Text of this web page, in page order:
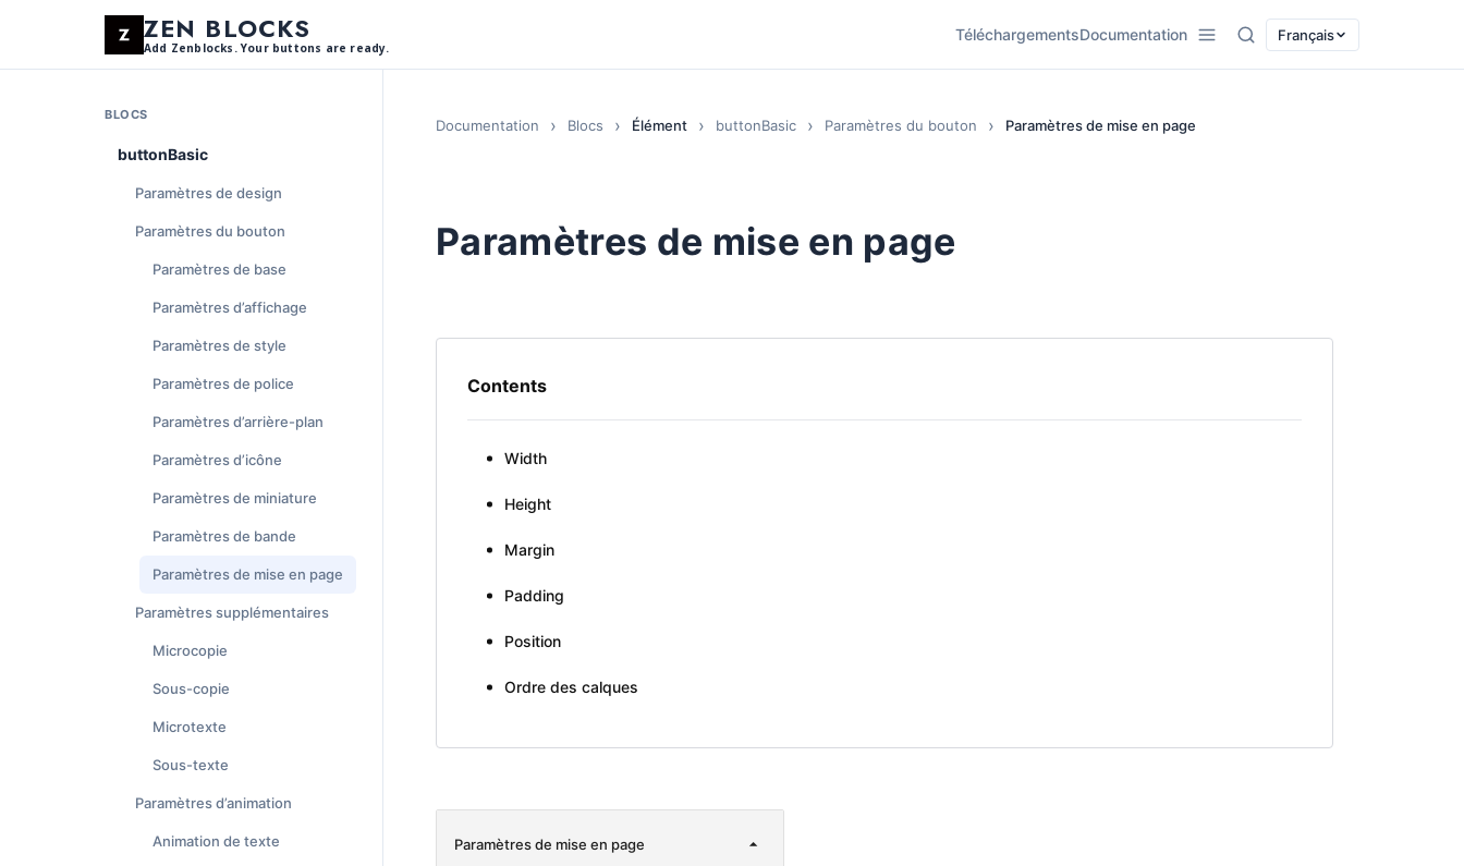
ZEN BLOCKS
Add Zenblocks. Your buttons are ready.
TéléchargementsDocumentation Français
BLOCS
buttonBasic
Paramètres de design
Paramètres du bouton
Paramètres de base
Paramètres d’affichage
Paramètres de style
Paramètres de police
Paramètres d’arrière-plan
Paramètres d’icône
Paramètres de miniature
Paramètres de bande
Paramètres de mise en page
Paramètres supplémentaires
Microcopie
Sous-copie
Microtexte
Sous-texte
Paramètres d’animation
Animation de texte
Documentation Blocs Élément buttonBasic Paramètres du bouton Paramètres de mise en page
Paramètres de mise en page
Contents
Width
Height
Margin
Padding
Position
Ordre des calques
Paramètres de mise en page